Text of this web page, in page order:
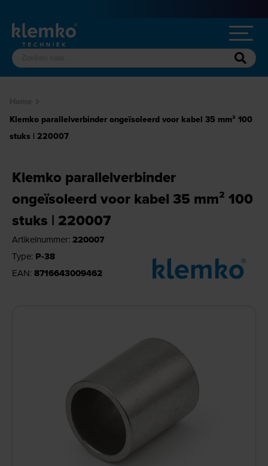
Klemko parallelverbinder ongeïsoleerd voor kabel 35 mm² 100
stuks | 220007
Klemko parallelverbinder
ongeïsoleerd voor kabel 35 mm² 100
stuks | 220007
Artikelnummer: 220007
Type: P-38
EAN: 8716643009462